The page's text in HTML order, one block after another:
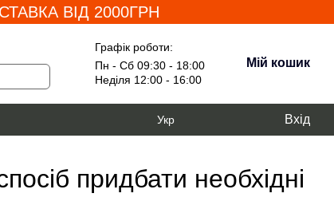
ВІД 2000ГРН
Графік роботи:
Пн - Сб 09:30 - 18:00
Неділя 12:00 - 16:00
Мій кошик
Укр Вхід
придбати необхідні